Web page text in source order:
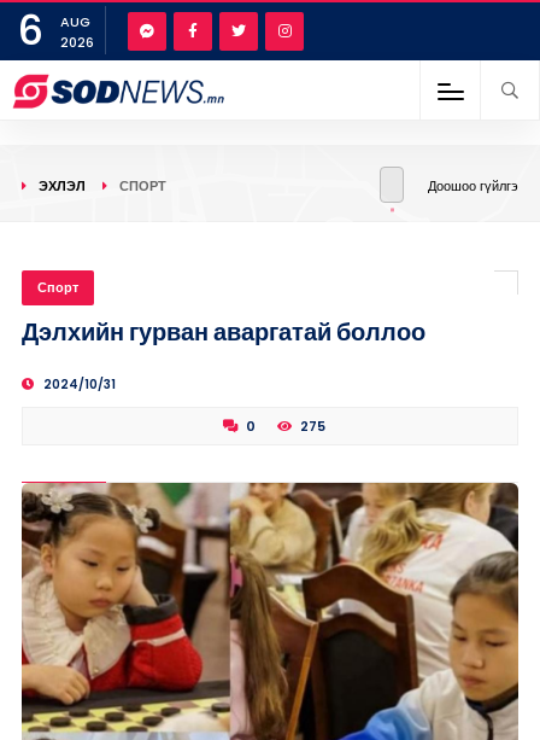
6
AUG
2026
ЭХЛЭЛ СПОРТ Доошоо гүйлгэ
Спорт
Дэлхийн гурван аваргатай боллоо
2024/10/31
0 275